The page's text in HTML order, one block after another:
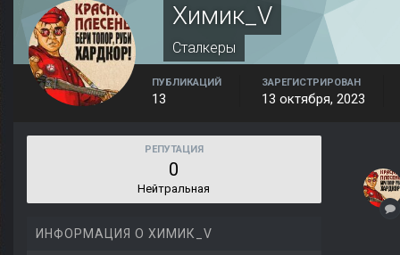
Химик_V
Сталкеры
ПУБЛИКАЦИЙ
13
ЗАРЕГИСТРИРОВАН
13 октября, 2023
РЕПУТАЦИЯ
0
Нейтральная
ИНФОРМАЦИЯ О ХИМИК_V